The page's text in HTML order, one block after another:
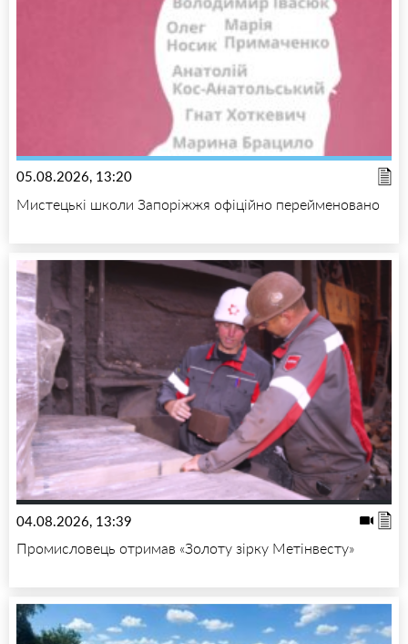
05.08.2026, 13:20
Мистецькі школи Запоріжжя офіційно перейменовано
04.08.2026, 13:39
Промисловець отримав «Золоту зірку Метінвесту»